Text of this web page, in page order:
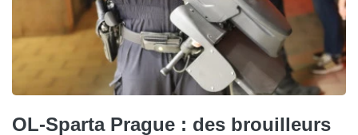
OL-Sparta Prague : des brouilleurs